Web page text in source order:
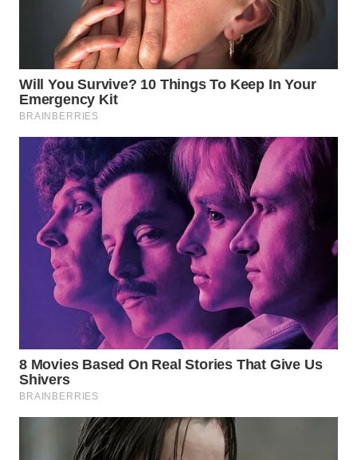
LIKUPANG
WN
LABUANBAJO
WN
BORNEO
Wahana
WAHANA
NEWS
WAHANA
WAHANA
ADVOKAT
WAHANA
INFRASTRUKTUR